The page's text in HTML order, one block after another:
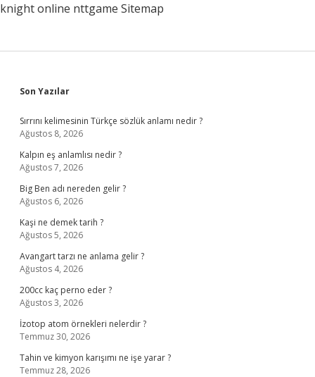
knight online nttgame Sitemap
Sidebar
Son Yazılar
Sırrını kelimesinin Türkçe sözlük anlamı nedir ?
Ağustos 8, 2026
Kalpın eş anlamlısı nedir ?
Ağustos 7, 2026
Big Ben adı nereden gelir ?
Ağustos 6, 2026
Kaşi ne demek tarih ?
Ağustos 5, 2026
Avangart tarzı ne anlama gelir ?
Ağustos 4, 2026
200cc kaç perno eder ?
Ağustos 3, 2026
İzotop atom örnekleri nelerdir ?
Temmuz 30, 2026
Tahin ve kimyon karışımı ne işe yarar ?
Temmuz 28, 2026